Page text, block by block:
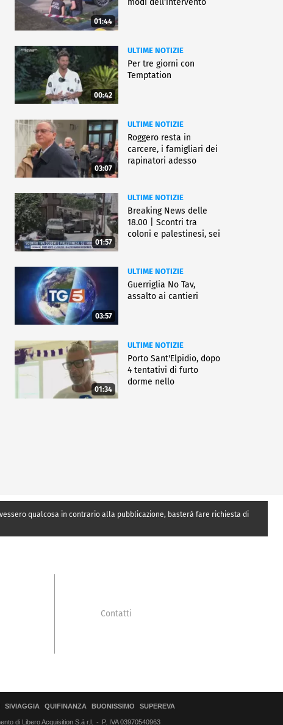
01:44
00:42
ULTIME NOTIZIE
Per tre giorni con
Temptation
03:07
ULTIME NOTIZIE
Roggero resta in
carcere, i famigliari dei
rapinatori adesso
01:57
ULTIME NOTIZIE
Breaking News delle
18.00 | Scontri tra
coloni e palestinesi, sei
03:57
ULTIME NOTIZIE
Guerriglia No Tav,
assalto ai cantieri
01:34
ULTIME NOTIZIE
Porto Sant'Elpidio, dopo
4 tentativi di furto
dorme nello
qualcosa in contrario alla pubblicazione, basterà fare richiesta di
Contatti
SIVIAGGIA QUIFINANZA BUONISSIMO SUPEREVA
di Libero Acquisition S.á r.l. P. IVA 03970540963